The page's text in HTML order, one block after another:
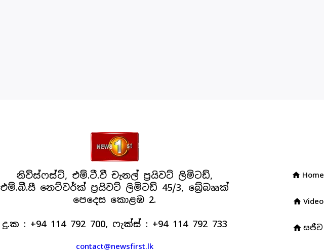
නිව්ස්ෆස්ට්, එම්.ටී.වී චැනල් ප්‍රයිවට් ලිමිටඩ්,
එම්.බී.සී නෙට්වර්ක් ප්‍රයිවට් ලිමිටඩ් 45/3, බ්‍රේබෲක්
පෙදෙස කොළඹ 2.
දු.ක : +94 114 792 700, ෆැක්ස් : +94 114 792 733
contact@newsfirst.lk
home Home
home Video
home සජීව